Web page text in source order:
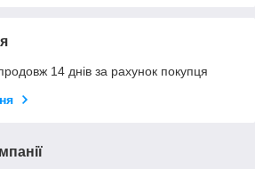
14 днів за рахунок покупця